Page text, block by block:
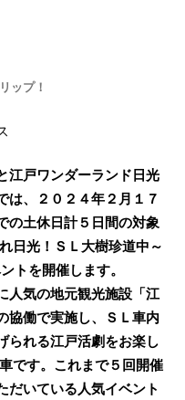
ップ！
江戸ワンダーランド日光
は、２０２４年２月１７
の土休日計５日間の対象
日光！ＳＬ大樹珍道中～
トを開催します。
人気の地元観光施設「江
協働で実施し、ＳＬ車内
られる江戸活劇をお楽し
です。これまで５回開催
だいている人気イベント